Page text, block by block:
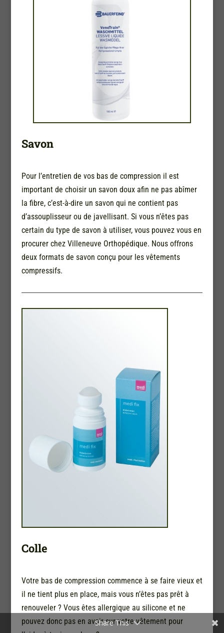
Savon
Pour l’entretien de vos bas de compression il est
important de choisir un savon doux afin ne pas abîmer
la fibre, c’est-à-dire un savon qui ne contient pas
d’assouplisseur ou de javellisant. Si vous n’êtes pas
certain du type de savon à utiliser, vous pouvez vous en
procurer chez Villeneuve Orthopédique. Nous offrons
deux formats de savon conçu pour les vêtements
compressifs.
Colle
Votre bas de compression commence à se faire vieux et
il ne tient plus en place, mais vous n’êtes pas prêt à
renouveler ? Vous êtes allergique au silicone et ne
pouvez donc pas en avoir sur votre vêtement pour
Share This